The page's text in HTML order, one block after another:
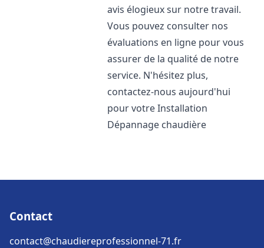
avis élogieux sur notre travail.
Vous pouvez consulter nos
évaluations en ligne pour vous
assurer de la qualité de notre
service. N'hésitez plus,
contactez-nous aujourd'hui
pour votre Installation
Dépannage chaudière
Contact
contact@chaudiereprofessionnel-71.fr